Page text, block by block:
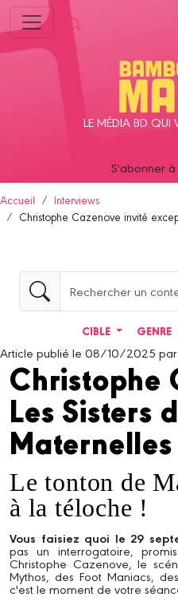
LE MÉDIA BD QUI
S'abonner
Accueil
Interviews
Christophe Cazenove invité
CIBLE GENRE
Article publié le 08/10/2025 par
Christophe
Les Sisters
Maternelles
Le tonton de
à la téloche !
Vous faisiez quoi le 29
pas un interrogatoire,
Christophe Cazenove, le
Mythos, des Foot Maniacs,
c'est le moment de votre
Panneau de gestion des cookies